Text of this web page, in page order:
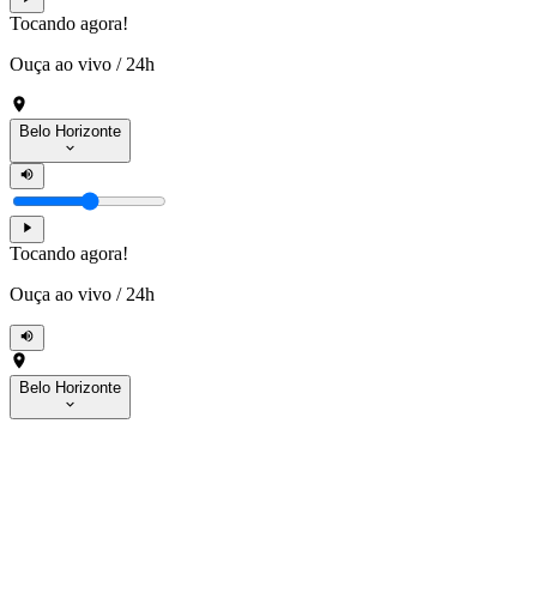
Tocando agora!
Ouça ao vivo / 24h
Belo Horizonte
Tocando agora!
Ouça ao vivo / 24h
Belo Horizonte